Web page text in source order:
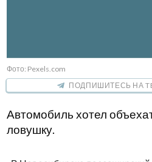
Фото: Pexels.com
ПОДПИШИТЕСЬ НА
Автомобиль хотел
ловушку.